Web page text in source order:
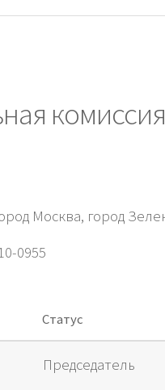
комиссия
Москва, город
0955
Статус
Председатель